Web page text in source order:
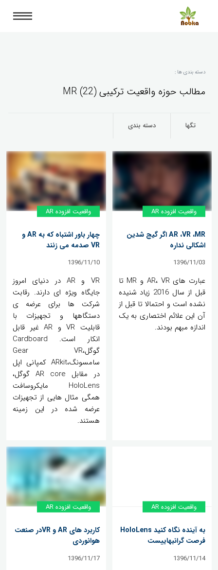
دسته بندی ها :
مطالب حوزه واقعیت ترکیبی MR (22)
تگها دسته بندی
واقعیت افزوده AR
AR ،VR ،MR اگر گیج شدین
اشکالی نداره
1396/11/03
عبارت های AR، VR و MR تا
قبل از سال 2016 زیاد شنیده
نشده است و احتمالا تا قبل از
آن این علائم اختصاری به یک
اندازه مبهم بودند.
واقعیت افزوده AR
چهار باور اشتباه که به AR و
VR صدمه می زنند
1396/11/10
VR و AR در دنیای امروز
جایگاه ویژه ای دارند. رقابت
شرکت ها برای عرضه ی
دستگاهها و تجهیزات با
قابلیت VR و AR غیر قابل
انکار است. Cardboard
گوگل،Gear VR
سامسونگ،ARkit کمپانی اپل
در مقابل AR core گوگل،
HoloLens مایكروسافت
همگی مثال هایی از تجهیزات
عرضه شده در این زمینه
هستند.
واقعیت افزوده AR
به آینده نگاه کنید HoloLens
فرصت گرانبهاییست
1396/11/14
واقعیت افزوده AR
کاربرد های AR و VRدر صنعت
هوانوردی
1396/11/17